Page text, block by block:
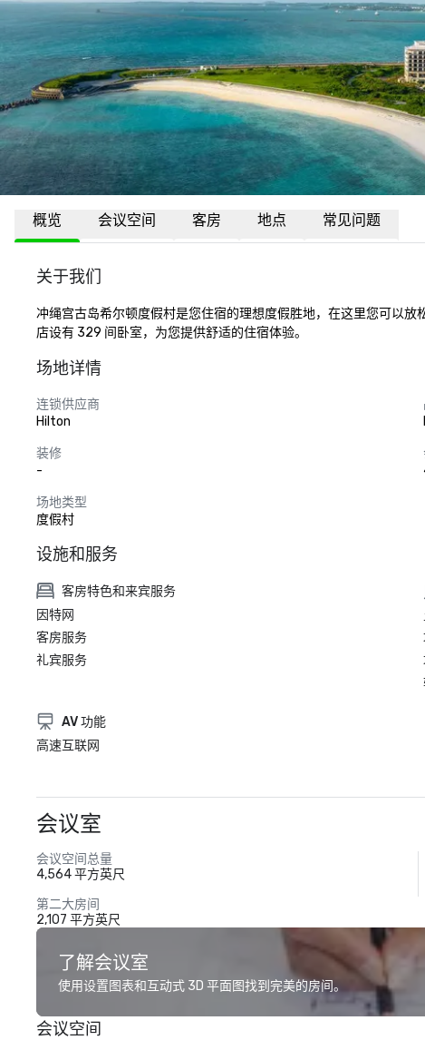
概览 会议空间 客房 地点 常见问题
关于我们
冲绳宫古岛希尔顿度假村是您住宿的理想度假胜地，在这里您可以
店设有 329 间卧室，为您提供舒适的住宿体验。
场地详情
连锁供应商
Hilton
装修
-
场地类型
度假村
设施和服务
客房特色和来宾服务
因特网
客房服务
礼宾服务
AV 功能
高速互联网
会议室
会议空间总量
4,564 平方英尺
第二大房间
2,107 平方英尺
了解会议室
使用设置图表和互动式 3D 平面图找到完美的房间。
会议空间